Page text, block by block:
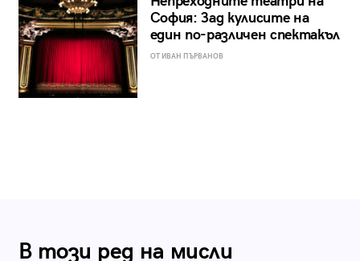
София: Зад кулисите на
един по-различен спектакъл
ОТ ИВАН ПЪРВАНОВ
В този ред на мисли